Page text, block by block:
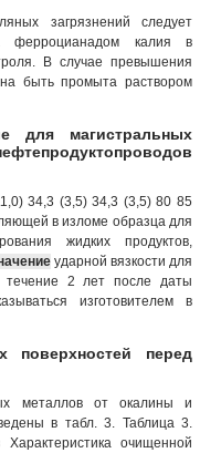
загрязнений следует
ферроцианадом калия в
В случае превышения
быть промыта раствором
для магистральных
34,3 (3,5) 34,3 (3,5) 80 85
в изломе образца для
жидких продуктов,
ударной вязкости для
течение 2 лет после даты
изготовителем в
поверхностей перед
металлов от окалины и
в табл. 3. Таблица 3.
очищенной